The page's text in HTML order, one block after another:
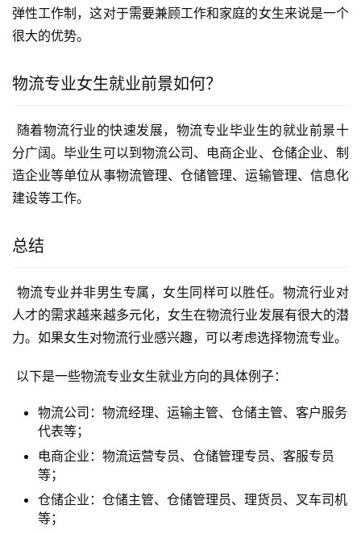
弹性工作制，这对于需要兼顾工作和家庭的女生来说是一个
很大的优势。
物流专业女生就业前景如何？
分广阔。毕业生可以到物流公司、电商企业、仓储企业、制
造企业等单位从事物流管理、仓储管理、运输管理、信息化
建设等工作。
总结
人才的需求越来越多元化，女生在物流行业发展有很大的潜
力。如果女生对物流行业感兴趣，可以考虑选择物流专业。
以下是一些物流专业女生就业方向的具体例子：
物流公司：物流经理、运输主管、仓储主管、客户服务
代表等；
电商企业：物流运营专员、仓储管理专员、客服专员
等；
仓储企业：仓储主管、仓储管理员、理货员、叉车司机
等；